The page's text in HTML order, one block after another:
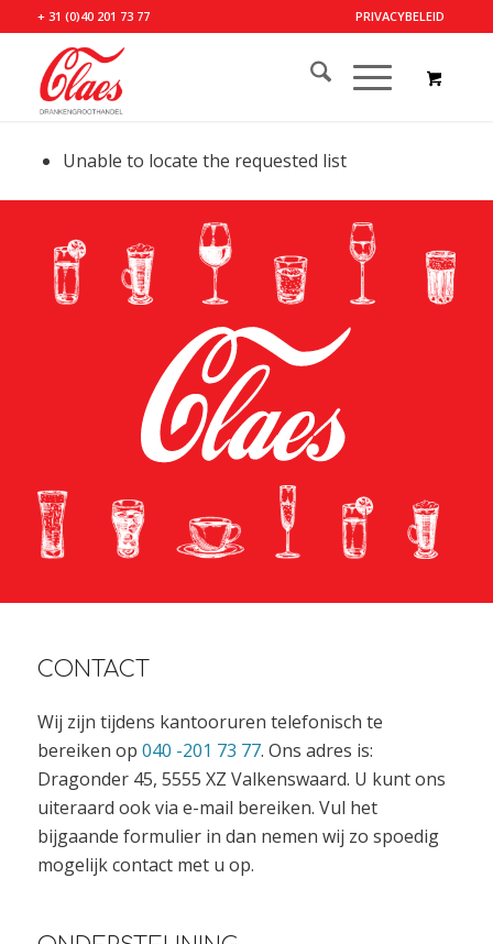
PRIVACYBELEID
+ 31 (0)40 201 73 77
Unable to locate the requested list
CONTACT
Wij zijn tijdens kantooruren telefonisch te
bereiken op 040 -201 73 77. Ons adres is:
Dragonder 45, 5555 XZ Valkenswaard. U kunt ons
uiteraard ook via e-mail bereiken. Vul het
bijgaande formulier in dan nemen wij zo spoedig
mogelijk contact met u op.